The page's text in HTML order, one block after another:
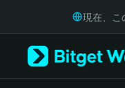
Русский
現在、こ